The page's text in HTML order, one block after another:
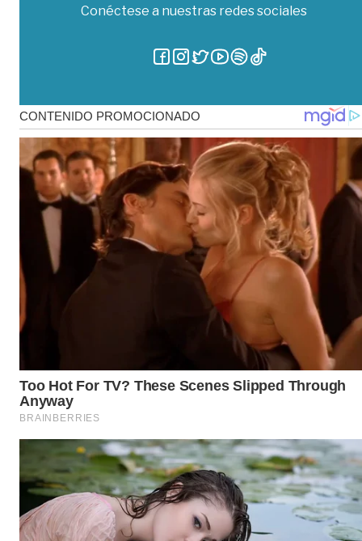
Conéctese a nuestras redes sociales